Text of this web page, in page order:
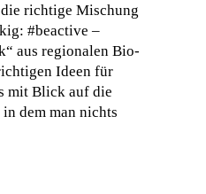
richtige Mischung
#beactive –
aus regionalen Bio-
Ideen für
mit Blick auf die
dem man nichts